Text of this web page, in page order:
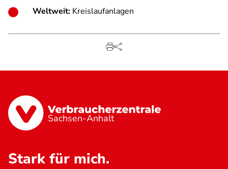
Weltweit: Kreislaufanlagen
Sachsen-Anhalt
Stark für mich.